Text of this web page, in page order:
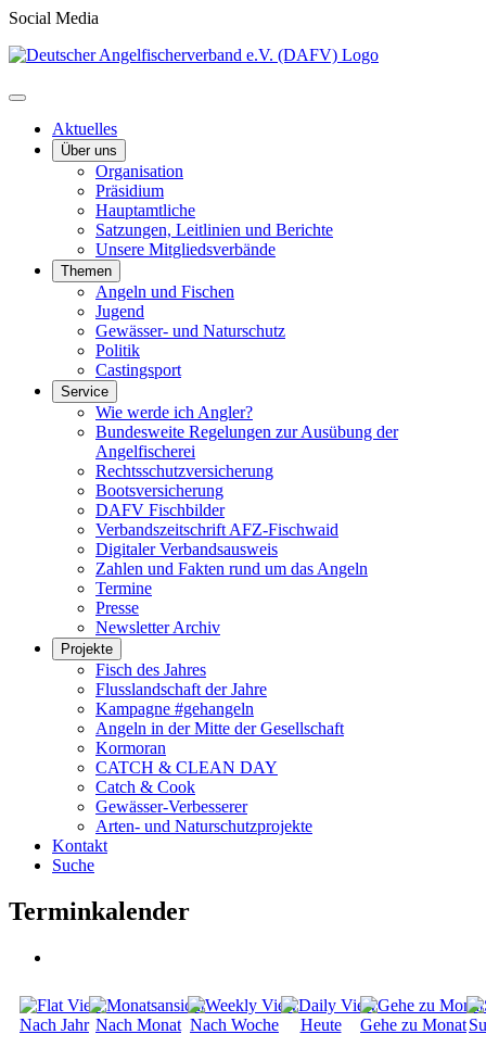
Social Media
Aktuelles
Über uns
Organisation
Präsidium
Hauptamtliche
Satzungen, Leitlinien und Berichte
Unsere Mitgliedsverbände
Themen
Angeln und Fischen
Jugend
Gewässer- und Naturschutz
Politik
Castingsport
Service
Wie werde ich Angler?
Bundesweite Regelungen zur Ausübung der
Angelfischerei
Rechtsschutzversicherung
Bootsversicherung
DAFV Fischbilder
Verbandszeitschrift AFZ-Fischwaid
Digitaler Verbandsausweis
Zahlen und Fakten rund um das Angeln
Termine
Presse
Newsletter Archiv
Projekte
Fisch des Jahres
Flusslandschaft der Jahre
Kampagne #gehangeln
Angeln in der Mitte der Gesellschaft
Kormoran
CATCH & CLEAN DAY
Catch & Cook
Gewässer-Verbesserer
Arten- und Naturschutzprojekte
Kontakt
Suche
Terminkalender
Nach Jahr Nach Monat Nach Woche Heute Gehe zu Monat